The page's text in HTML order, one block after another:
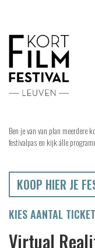
Ben je van van plan meerdere
festivalpas en kijk álle
KOOP HIER JE
KIES AANTAL
Virtual